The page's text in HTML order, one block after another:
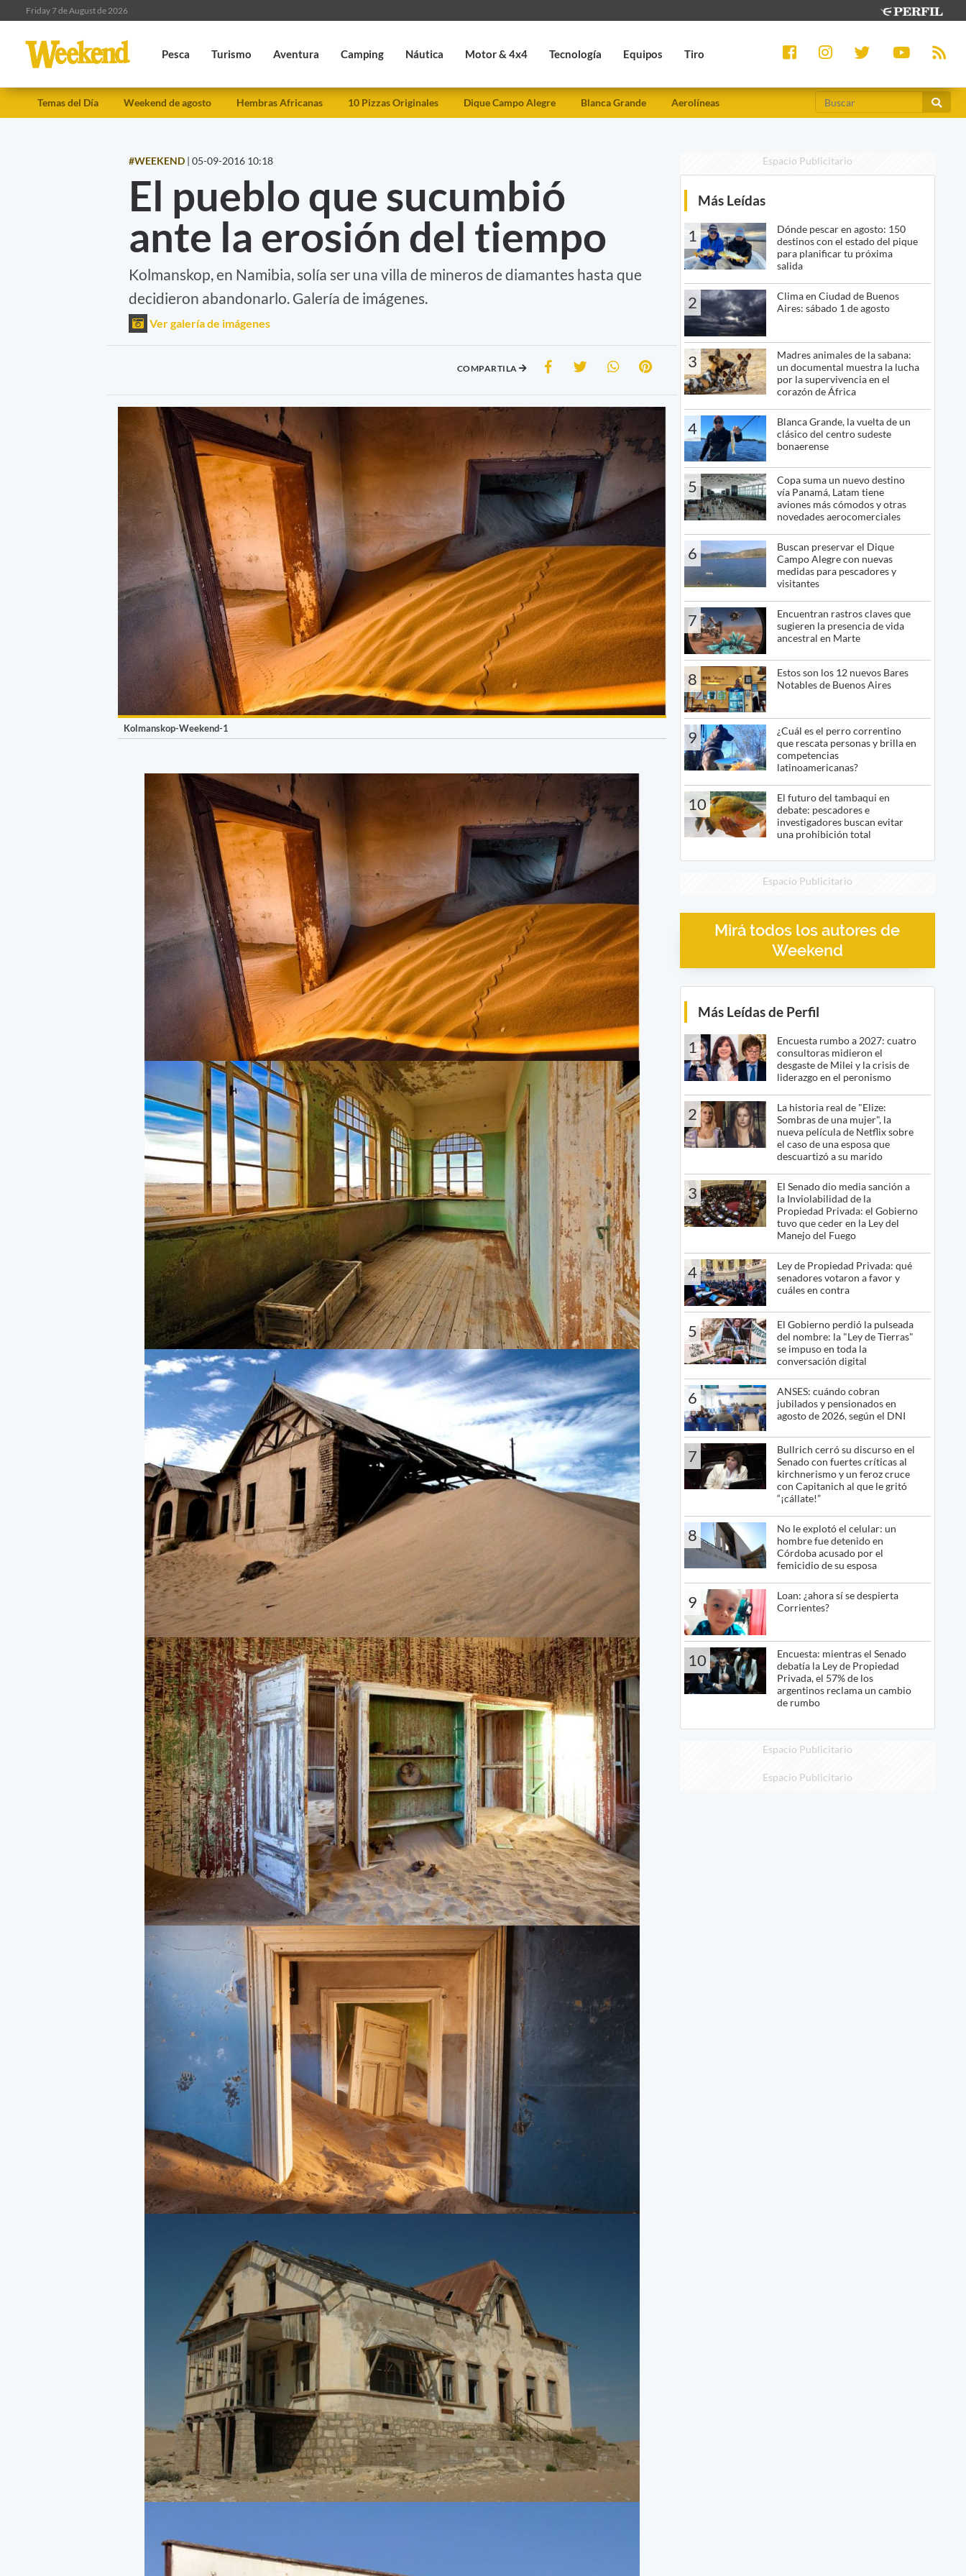
Friday 7 de August de 2026
Pesca Turismo Aventura Camping Náutica Motor & 4x4 Tecnología Equipos Tiro
Temas del Día Weekend de agosto Hembras Africanas 10 Pizzas Originales Dique Campo Alegre Blanca Grande Aerolíneas
#WEEKEND | 05-09-2016 10:18
El pueblo que sucumbió
ante la erosión del tiempo
Kolmanskop, en Namibia, solía ser una villa de mineros de diamantes hasta que
decidieron abandonarlo. Galería de imágenes.
Ver galería de imágenes
COMPARTILA
Kolmanskop-Weekend-1
Espacio Publicitario
Más Leídas
1
Dónde pescar en agosto: 150
destinos con el estado del pique
para planificar tu próxima
salida
2
Clima en Ciudad de Buenos
Aires: sábado 1 de agosto
3
Madres animales de la sabana:
un documental muestra la lucha
por la supervivencia en el
corazón de África
4
Blanca Grande, la vuelta de un
clásico del centro sudeste
bonaerense
5
Copa suma un nuevo destino
vía Panamá, Latam tiene
aviones más cómodos y otras
novedades aerocomerciales
6
Buscan preservar el Dique
Campo Alegre con nuevas
medidas para pescadores y
visitantes
7
Encuentran rastros claves que
sugieren la presencia de vida
ancestral en Marte
8
Estos son los 12 nuevos Bares
Notables de Buenos Aires
9
¿Cuál es el perro correntino
que rescata personas y brilla en
competencias
latinoamericanas?
10
El futuro del tambaqui en
debate: pescadores e
investigadores buscan evitar
una prohibición total
Espacio Publicitario
Mirá todos los autores de
Weekend
Más Leídas de Perfil
1
Encuesta rumbo a 2027: cuatro
consultoras midieron el
desgaste de Milei y la crisis de
liderazgo en el peronismo
2
La historia real de "Elize:
Sombras de una mujer", la
nueva película de Netflix sobre
el caso de una esposa que
descuartizó a su marido
3
El Senado dio media sanción a
la Inviolabilidad de la
Propiedad Privada: el Gobierno
tuvo que ceder en la Ley del
Manejo del Fuego
4
Ley de Propiedad Privada: qué
senadores votaron a favor y
cuáles en contra
5
El Gobierno perdió la pulseada
del nombre: la "Ley de Tierras"
se impuso en toda la
conversación digital
6
ANSES: cuándo cobran
jubilados y pensionados en
agosto de 2026, según el DNI
7
Bullrich cerró su discurso en el
Senado con fuertes críticas al
kirchnerismo y un feroz cruce
con Capitanich al que le gritó
“¡cállate!”
8
No le explotó el celular: un
hombre fue detenido en
Córdoba acusado por el
femicidio de su esposa
9
Loan: ¿ahora sí se despierta
Corrientes?
10
Encuesta: mientras el Senado
debatía la Ley de Propiedad
Privada, el 57% de los
argentinos reclama un cambio
de rumbo
Espacio Publicitario
Espacio Publicitario